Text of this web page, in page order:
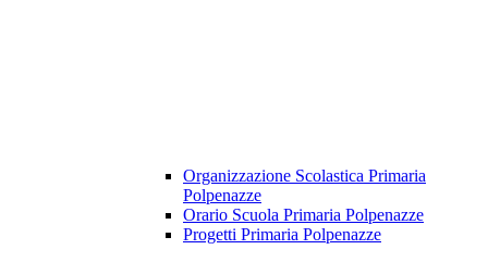
Organizzazione Scolastica Primaria
Polpenazze
Orario Scuola Primaria Polpenazze
Progetti Primaria Polpenazze